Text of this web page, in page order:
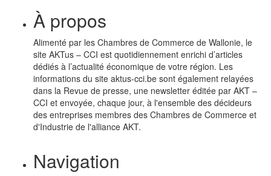
À propos
Alimenté par les Chambres de Commerce de Wallonie, le
site AKTus – CCI est quotidiennement enrichi d’articles
dédiés à l’actualité économique de votre région. Les
informations du site aktus-cci.be sont également relayées
dans la Revue de presse, une newsletter éditée par AKT –
CCI et envoyée, chaque jour, à l'ensemble des décideurs
des entreprises membres des Chambres de Commerce et
d'Industrie de l'alliance AKT.
Navigation